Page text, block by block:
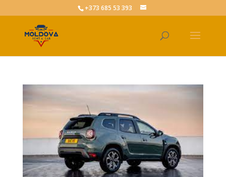
+373 685 53 393